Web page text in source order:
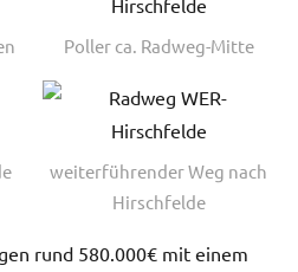
Poller ca. Radweg-Mitte
weiterführender Weg nach
Hirschfelde
rund 580.000€ mit einem